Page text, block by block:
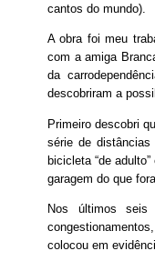
cantos do mundo).
A obra foi meu
com a amiga
da
descobriram a
Primeiro descobri
série de distâncias
bicicleta “de
garagem do que
Nos últimos seis
colocou em